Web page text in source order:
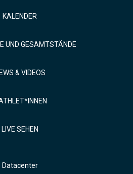
KALENDER
UND GESAMTSTÄNDE
& VIDEOS
LIVE SEHEN
Datacenter